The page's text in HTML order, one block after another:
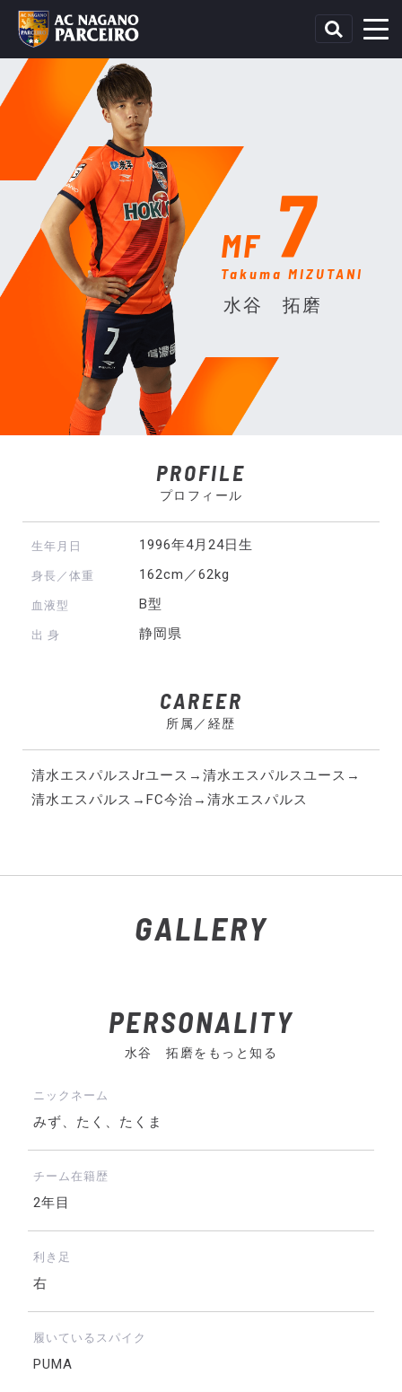
MF 7
Takuma MIZUTANI
水谷 拓磨
PROFILE
プロフィール
生年月日 1996年4月24日生
身長／体重 162cm／62kg
血液型 B型
出 身 静岡県
CAREER
所属／経歴
清水エスパルスJrユース→清水エスパルスユース→
清水エスパルス→FC今治→清水エスパルス
GALLERY
PERSONALITY
水谷 拓磨をもっと知る
ニックネーム
みず、たく、たくま
チーム在籍歴
2年目
利き足
右
履いているスパイク
PUMA